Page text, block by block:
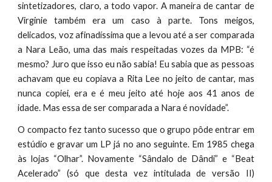
sintetizadores, claro, a todo vapor. A maneira de cantar de
Virginie também era um caso à parte. Tons meigos,
delicados, voz afinadíssima que a levou até a ser comparada
a Nara Leão, uma das mais respeitadas vozes da MPB: “é
mesmo? Juro que isso eu não sabia! Eu sabia que as pessoas
achavam que eu copiava a Rita Lee no jeito de cantar, mas
nunca copiei, era e é meu jeito até hoje aos 41 anos de
idade. Mas essa de ser comparada a Nara é novidade”.
O compacto fez tanto sucesso que o grupo pôde entrar em
estúdio e gravar um LP já no ano seguinte. Em 1985 chega
às lojas “Olhar”. Novamente “Sândalo de Dândi” e “Beat
Acelerado” (só que desta vez intitulada de versão II)